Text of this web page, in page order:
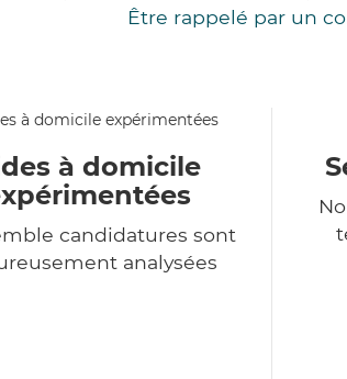
Être rappelé par un
à domicile
candidatures sont
analysées